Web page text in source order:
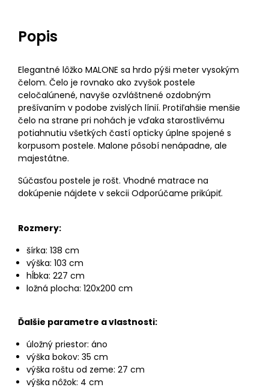
Popis
Elegantné lôžko MALONE sa hrdo pýši meter vysokým
čelom. Čelo je rovnako ako zvyšok postele
celočalúnené, navyše ozvláštnené ozdobným
prešívaním v podobe zvislých línií. Protiľahšie menšie
čelo na strane pri nohách je vďaka starostlivému
potiahnutiu všetkých častí opticky úplne spojené s
korpusom postele. Malone pôsobí nenápadne, ale
majestátne.
Súčasťou postele je rošt. Vhodné matrace na
dokúpenie nájdete v sekcii Odporúčame prikúpiť.
Rozmery:
šírka: 138 cm
výška: 103 cm
hĺbka: 227 cm
ložná plocha: 120x200 cm
Ďalšie parametre a vlastnosti:
úložný priestor: áno
výška bokov: 35 cm
výška roštu od zeme: 27 cm
výška nôžok: 4 cm